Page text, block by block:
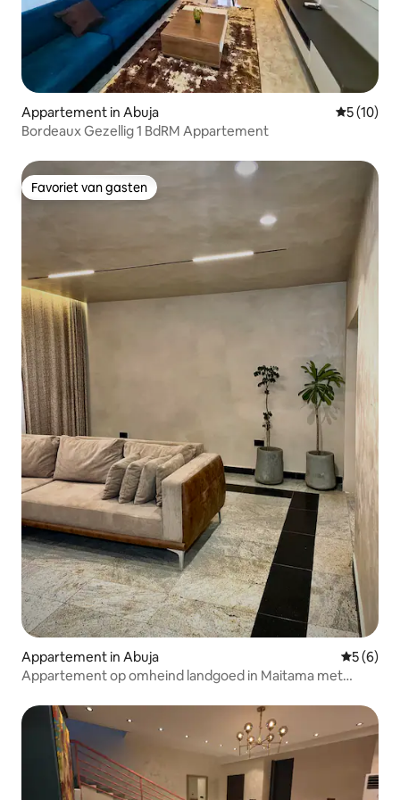
Appartement in Abuja
5 (10)
Bordeaux Gezellig 1 BdRM Appartement
Favoriet van gasten
Favoriet van gasten
Appartement in Abuja
5 (6)
Appartement op omheind landgoed in Maitama met